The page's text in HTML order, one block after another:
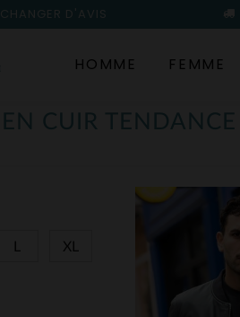
D'AVIS
HOMME FEMME
CUIR
XL